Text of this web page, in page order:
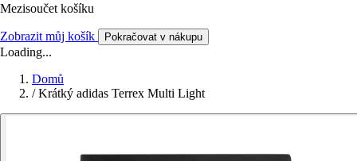
Mezisoučet košíku
Zobrazit můj košík Pokračovat v nákupu
Loading...
Domů
/ Krátký adidas Terrex Multi Light